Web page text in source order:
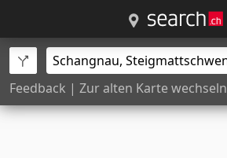
Feedback | Zur alten Karte wechseln